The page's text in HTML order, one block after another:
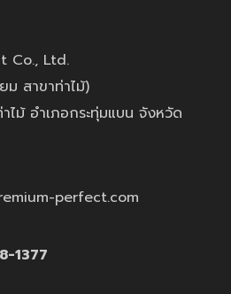
Co., Ltd.
ม สาขาท่าไม้)
ม้ อำเภอกระทุ่มแบน จังหวัด
perfect.com
1377